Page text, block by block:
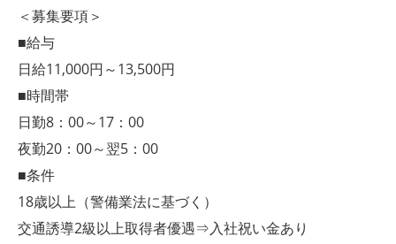
＜募集要項＞
■給与
日給11,000円～13,500円
■時間帯
日勤8：00～17：00
夜勤20：00～翌5：00
■条件
18歳以上（警備業法に基づく）
交通誘導2級以上取得者優遇⇒入社祝い金あり